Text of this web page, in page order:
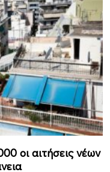
οι αιτήσεις νέων